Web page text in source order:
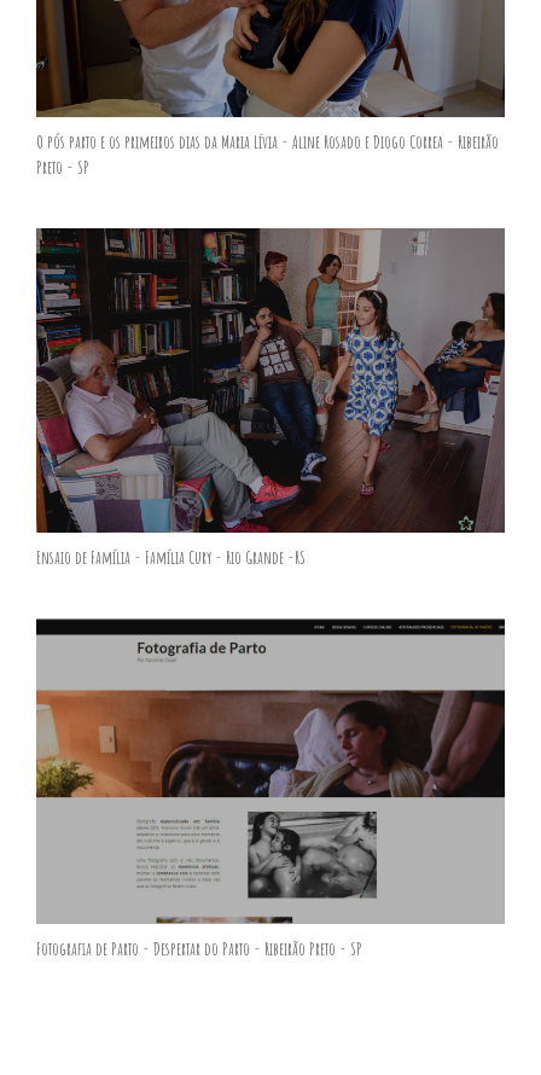
O pós parto e os primeiros dias da Maria Lívia - Aline Rosado e Diogo Correa - Ribeirão
Preto - SP
Ensaio de Família - Família Cury - Rio Grande -RS
Fotografia de Parto - Despertar do Parto - Ribeirão Preto - SP